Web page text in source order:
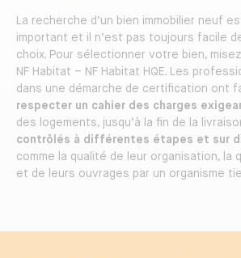
La recherche d’un bien immobilier neuf
important et il n’est pas toujours facile
choix. Pour sélectionner votre bien,
NF Habitat – NF Habitat HQE. Les
dans une démarche de certification ont
respecter un cahier des charges
des logements, jusqu’à la fin de la
contrôlés à différentes étapes et sur
comme la qualité de leur organisation, la
et de leurs ouvrages par un organisme